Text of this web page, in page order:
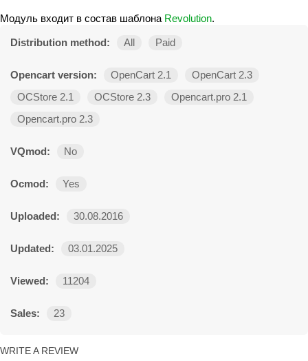
Модуль входит в состав шаблона Revolution.
Distribution method: All Paid
Opencart version: OpenCart 2.1
OpenCart 2.3
OCStore 2.1
OCStore 2.3
Opencart.pro 2.1
Opencart.pro 2.3
VQmod: No
Ocmod: Yes
Uploaded: 30.08.2016
Updated: 03.01.2025
Viewed: 11204
Sales: 23
WRITE A REVIEW